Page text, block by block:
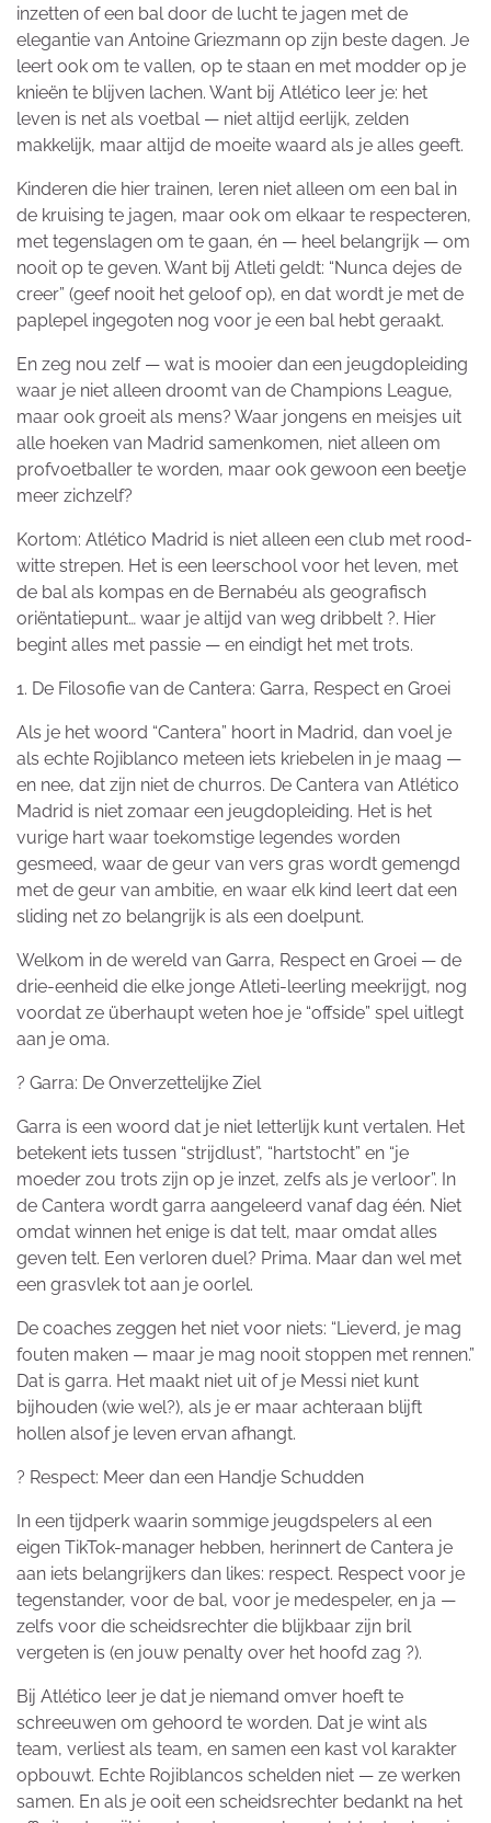
inzetten of een bal door de lucht te jagen met de
elegantie van Antoine Griezmann op zijn beste dagen. Je
leert ook om te vallen, op te staan en met modder op je
knieën te blijven lachen. Want bij Atlético leer je: het
leven is net als voetbal — niet altijd eerlijk, zelden
makkelijk, maar altijd de moeite waard als je alles geeft.
Kinderen die hier trainen, leren niet alleen om een bal in
de kruising te jagen, maar ook om elkaar te respecteren,
met tegenslagen om te gaan, én — heel belangrijk — om
nooit op te geven. Want bij Atleti geldt: “Nunca dejes de
creer” (geef nooit het geloof op), en dat wordt je met de
paplepel ingegoten nog voor je een bal hebt geraakt.
En zeg nou zelf — wat is mooier dan een jeugdopleiding
waar je niet alleen droomt van de Champions League,
maar ook groeit als mens? Waar jongens en meisjes uit
alle hoeken van Madrid samenkomen, niet alleen om
profvoetballer te worden, maar ook gewoon een beetje
meer zichzelf?
Kortom: Atlético Madrid is niet alleen een club met rood-
witte strepen. Het is een leerschool voor het leven, met
de bal als kompas en de Bernabéu als geografisch
oriëntatiepunt… waar je altijd van weg dribbelt ?. Hier
begint alles met passie — en eindigt het met trots.
1. De Filosofie van de Cantera: Garra, Respect en Groei
Als je het woord “Cantera” hoort in Madrid, dan voel je
als echte Rojiblanco meteen iets kriebelen in je maag —
en nee, dat zijn niet de churros. De Cantera van Atlético
Madrid is niet zomaar een jeugdopleiding. Het is het
vurige hart waar toekomstige legendes worden
gesmeed, waar de geur van vers gras wordt gemengd
met de geur van ambitie, en waar elk kind leert dat een
sliding net zo belangrijk is als een doelpunt.
Welkom in de wereld van Garra, Respect en Groei — de
drie-eenheid die elke jonge Atleti-leerling meekrijgt, nog
voordat ze überhaupt weten hoe je “offside” spel uitlegt
aan je oma.
? Garra: De Onverzettelijke Ziel
Garra is een woord dat je niet letterlijk kunt vertalen. Het
betekent iets tussen “strijdlust”, “hartstocht” en “je
moeder zou trots zijn op je inzet, zelfs als je verloor”. In
de Cantera wordt garra aangeleerd vanaf dag één. Niet
omdat winnen het enige is dat telt, maar omdat alles
geven telt. Een verloren duel? Prima. Maar dan wel met
een grasvlek tot aan je oorlel.
De coaches zeggen het niet voor niets: “Lieverd, je mag
fouten maken — maar je mag nooit stoppen met rennen.”
Dat is garra. Het maakt niet uit of je Messi niet kunt
bijhouden (wie wel?), als je er maar achteraan blijft
hollen alsof je leven ervan afhangt.
? Respect: Meer dan een Handje Schudden
In een tijdperk waarin sommige jeugdspelers al een
eigen TikTok-manager hebben, herinnert de Cantera je
aan iets belangrijkers dan likes: respect. Respect voor je
tegenstander, voor de bal, voor je medespeler, en ja —
zelfs voor die scheidsrechter die blijkbaar zijn bril
vergeten is (en jouw penalty over het hoofd zag ?).
Bij Atlético leer je dat je niemand omver hoeft te
schreeuwen om gehoord te worden. Dat je wint als
team, verliest als team, en samen een kast vol karakter
opbouwt. Echte Rojiblancos schelden niet — ze werken
samen. En als je ooit een scheidsrechter bedankt na het